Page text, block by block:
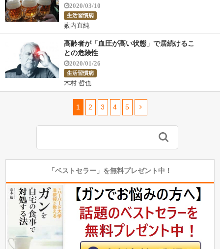
2020/03/10
生活習慣病
薮内直純
高齢者が「血圧が高い状態」で居続けるこ
との危険性
2020/01/26
生活習慣病
木村 哲也
1 2 3 4 5
「ベストセラー」を無料プレゼント中！